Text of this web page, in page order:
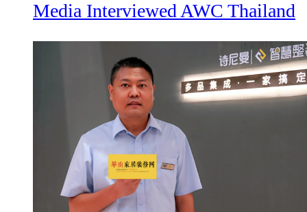
Media Interviewed AWC Thailand